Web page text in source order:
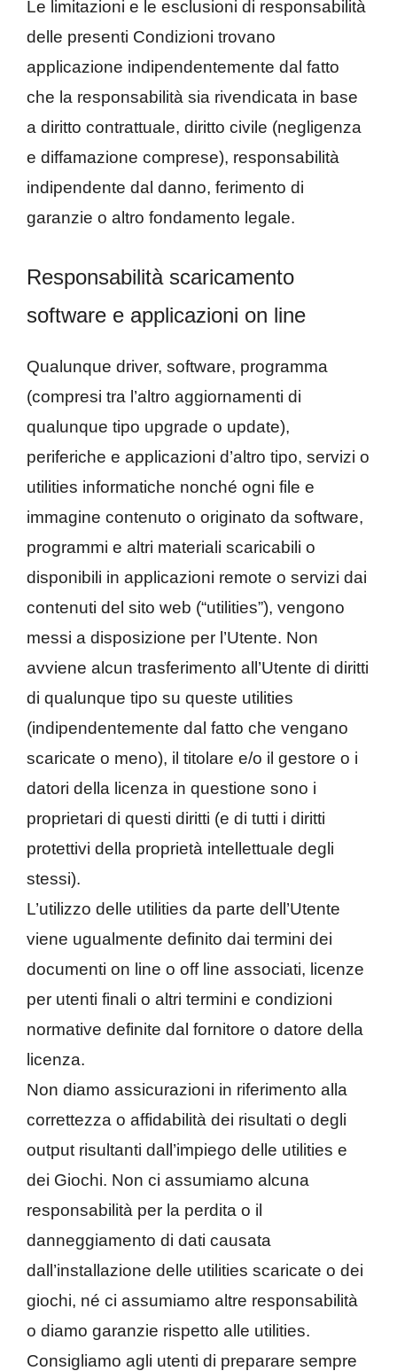
Le limitazioni e le esclusioni di responsabilità
delle presenti Condizioni trovano
applicazione indipendentemente dal fatto
che la responsabilità sia rivendicata in base
a diritto contrattuale, diritto civile (negligenza
e diffamazione comprese), responsabilità
indipendente dal danno, ferimento di
garanzie o altro fondamento legale.
Responsabilità scaricamento
software e applicazioni on line
Qualunque driver, software, programma
(compresi tra l’altro aggiornamenti di
qualunque tipo upgrade o update),
periferiche e applicazioni d’altro tipo, servizi o
utilities informatiche nonché ogni file e
immagine contenuto o originato da software,
programmi e altri materiali scaricabili o
disponibili in applicazioni remote o servizi dai
contenuti del sito web (“utilities”), vengono
messi a disposizione per l’Utente. Non
avviene alcun trasferimento all’Utente di diritti
di qualunque tipo su queste utilities
(indipendentemente dal fatto che vengano
scaricate o meno), il titolare e/o il gestore o i
datori della licenza in questione sono i
proprietari di questi diritti (e di tutti i diritti
protettivi della proprietà intellettuale degli
stessi).
L’utilizzo delle utilities da parte dell’Utente
viene ugualmente definito dai termini dei
documenti on line o off line associati, licenze
per utenti finali o altri termini e condizioni
normative definite dal fornitore o datore della
licenza.
Non diamo assicurazioni in riferimento alla
correttezza o affidabilità dei risultati o degli
output risultanti dall’impiego delle utilities e
dei Giochi. Non ci assumiamo alcuna
responsabilità per la perdita o il
danneggiamento di dati causata
dall’installazione delle utilities scaricate o dei
giochi, né ci assumiamo altre responsabilità
o diamo garanzie rispetto alle utilities.
Consigliamo agli utenti di preparare sempre